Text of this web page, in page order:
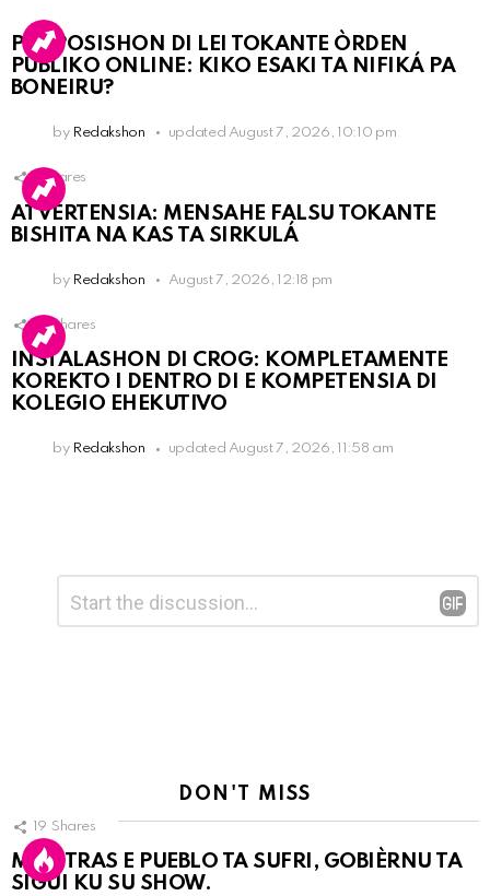
PROPOSISHON DI LEI TOKANTE ÒRDEN
PÚBLIKO ONLINE: KIKO ESAKI TA NIFIKÁ PA
BONEIRU?
by Redakshon updated August 7, 2026, 10:10 pm
Shares
ATVERTENSIA: MENSAHE FALSU TOKANTE
BISHITA NA KAS TA SIRKULÁ
by Redakshon August 7, 2026, 12:18 pm
16 Shares
INSTALASHON DI CROG: KOMPLETAMENTE
KOREKTO I DENTRO DI E KOMPETENSIA DI
KOLEGIO EHEKUTIVO
by Redakshon updated August 7, 2026, 11:58 am
Reply
DON'T MISS
19 Shares
MIENTRAS E PUEBLO TA SUFRI, GOBIÈRNU TA
SIGUI KU SU SHOW.